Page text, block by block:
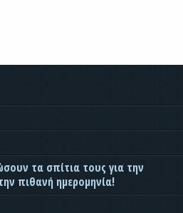
τα σπίτια τους για την
πιθανή ημερομηνία!